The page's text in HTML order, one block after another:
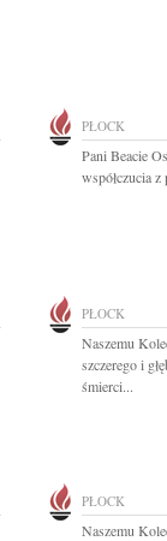
PŁOCK
Pani Beacie
współczucia
PŁOCK
Naszemu
szczerego i
śmierci...
PŁOCK
Naszemu